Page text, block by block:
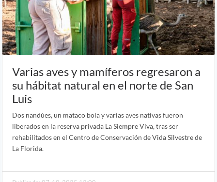
Varias aves y mamíferos regresaron a
su hábitat natural en el norte de San
Luis
Dos nandúes, un mataco bola y varias aves nativas fueron
liberados en la reserva privada La Siempre Viva, tras ser
rehabilitados en el Centro de Conservación de Vida Silvestre de
La Florida.